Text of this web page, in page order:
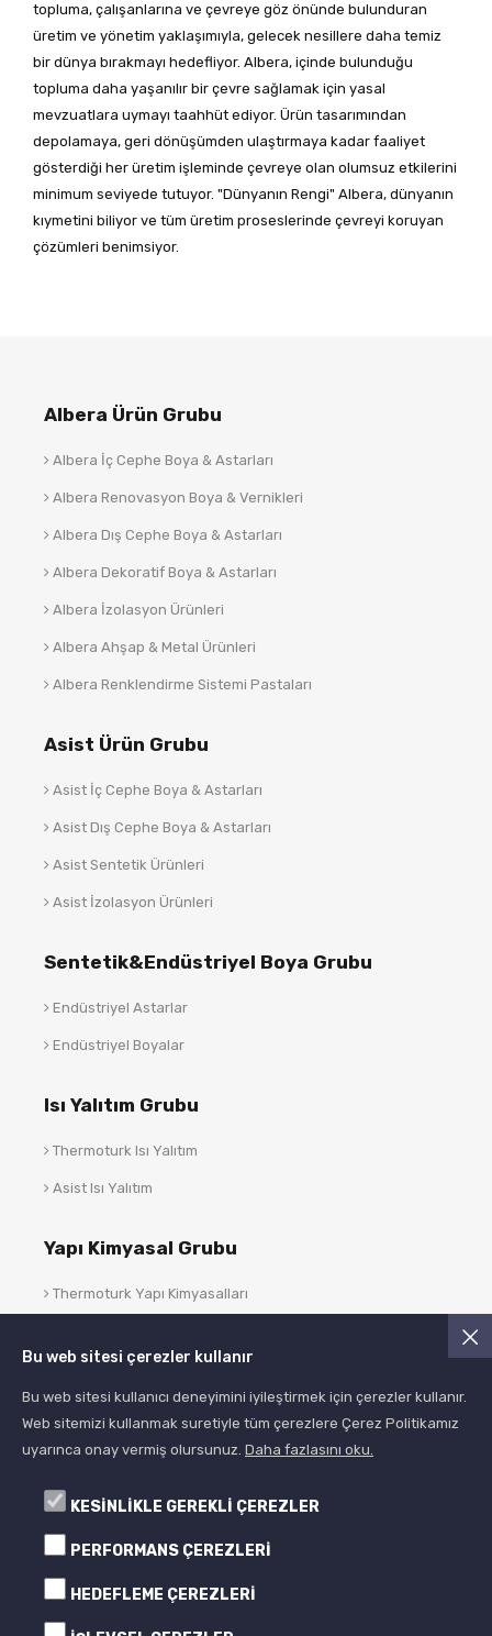
topluma, çalışanlarına ve çevreye göz önünde bulunduran
üretim ve yönetim yaklaşımıyla, gelecek nesillere daha temiz
bir dünya bırakmayı hedefliyor. Albera, içinde bulunduğu
topluma daha yaşanılır bir çevre sağlamak için yasal
mevzuatlara uymayı taahhüt ediyor. Ürün tasarımından
depolamaya, geri dönüşümden ulaştırmaya kadar faaliyet
gösterdiği her üretim işleminde çevreye olan olumsuz etkilerini
minimum seviyede tutuyor. "Dünyanın Rengi" Albera, dünyanın
kıymetini biliyor ve tüm üretim proseslerinde çevreyi koruyan
çözümleri benimsiyor.
Albera Ürün Grubu
Albera İç Cephe Boya & Astarları
Albera Renovasyon Boya & Vernikleri
Albera Dış Cephe Boya & Astarları
Albera Dekoratif Boya & Astarları
Albera İzolasyon Ürünleri
Albera Ahşap & Metal Ürünleri
Albera Renklendirme Sistemi Pastaları
Asist Ürün Grubu
Asist İç Cephe Boya & Astarları
Asist Dış Cephe Boya & Astarları
Asist Sentetik Ürünleri
Asist İzolasyon Ürünleri
Sentetik&Endüstriyel Boya Grubu
Endüstriyel Astarlar
Endüstriyel Boyalar
Isı Yalıtım Grubu
Thermoturk Isı Yalıtım
Asist Isı Yalıtım
Yapı Kimyasal Grubu
Thermoturk Yapı Kimyasalları
Blog
Tüm Hakları Saklıdır All Rights Reserved
Bu web sitesi çerezler kullanır
Bu web sitesi kullanıcı deneyimini iyileştirmek için çerezler kullanır.
Web sitemizi kullanmak suretiyle tüm çerezlere Çerez Politikamız
uyarınca onay vermiş olursunuz. Daha fazlasını oku.
KESİNLİKLE GEREKLİ ÇEREZLER
PERFORMANS ÇEREZLERİ
HEDEFLEME ÇEREZLERİ